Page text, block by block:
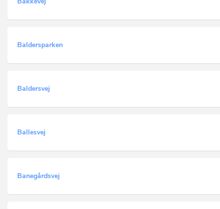
Baldersparken
Baldersvej
Ballesvej
Banegårdsvej